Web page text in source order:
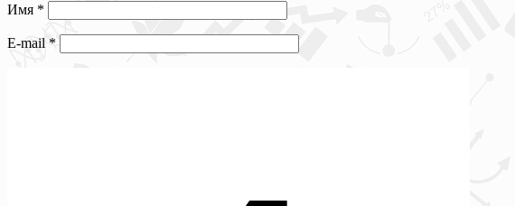
Имя *
E-mail *